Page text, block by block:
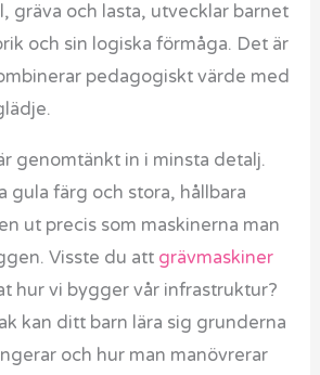
gräva och lasta, utvecklar barnet
och sin logiska förmåga. Det är
pedagogiskt värde med
genomtänkt in i minsta detalj.
gula färg och stora, hållbara
ut precis som maskinerna man
Visste du att grävmaskiner
hur vi bygger vår infrastruktur?
kan ditt barn lära sig grunderna
och hur man manövrerar